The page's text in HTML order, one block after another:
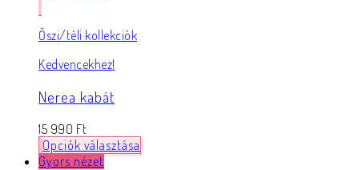
Őszi/téli kollekciók
Kedvencekhez!
Nerea kabát
15 990 Ft
Opciók választása
Gyors nézet